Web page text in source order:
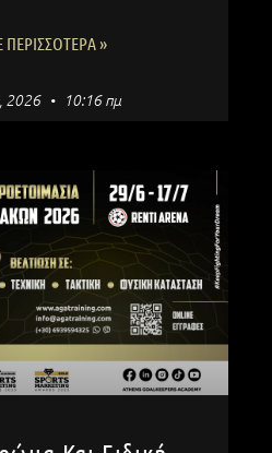
ΠΕΡΙΣΣΌΤΕΡΑ »
2026 10:16 πμ